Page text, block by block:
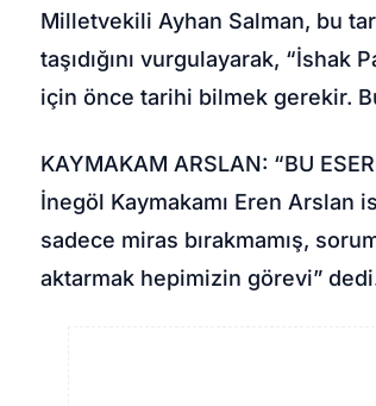
Milletvekili Ayhan Salman, bu
taşıdığını vurgulayarak, “İshak
için önce tarihi bilmek gerekir.
KAYMAKAM ARSLAN: “BU
İnegöl Kaymakamı Eren Arslan
sadece miras bırakmamış,
aktarmak hepimizin görevi”